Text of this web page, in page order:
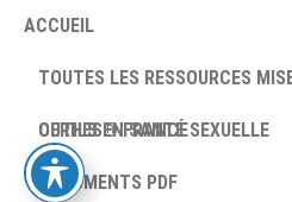
ACCUEIL
TOUTES LES RESSOURCES
CERHES® FRANCE
OUTILS EN SANTÉ SEXUELLE
DOCUMENTS PDF